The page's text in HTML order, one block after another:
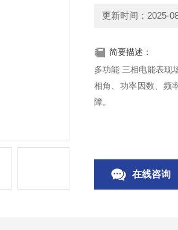
更新时间：2025-
简要描述：
多功能 三相电能表现
相角、功率因数、频
障。
在线咨询